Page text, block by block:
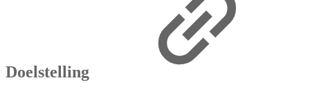
Doelstelling